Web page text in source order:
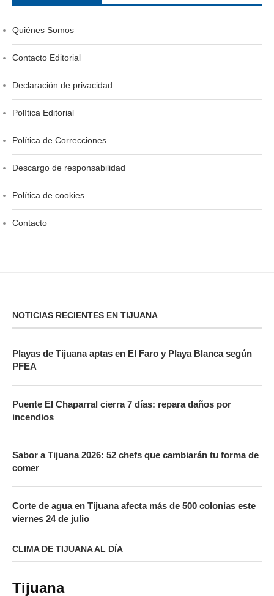
Quiénes Somos
Contacto Editorial
Declaración de privacidad
Política Editorial
Política de Correcciones
Descargo de responsabilidad
Política de cookies
Contacto
NOTICIAS RECIENTES EN TIJUANA
Playas de Tijuana aptas en El Faro y Playa Blanca según
PFEA
Puente El Chaparral cierra 7 días: repara daños por
incendios
Sabor a Tijuana 2026: 52 chefs que cambiarán tu forma de
comer
Corte de agua en Tijuana afecta más de 500 colonias este
viernes 24 de julio
CLIMA DE TIJUANA AL DÍA
Tijuana